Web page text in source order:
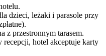
dzieci, leżaki i parasole przy
z przestronnym tarasem.
recepcji, hotel akceptuje karty